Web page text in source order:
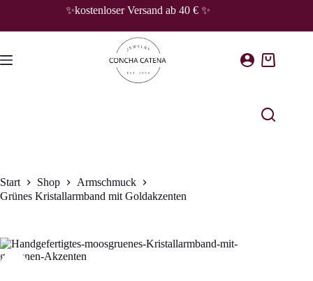
springen
✨kostenloser Versand ab 40 € ✨
Warenkorb
Start Shop
Armschmuck
Grünes Kristallarmband mit Goldakzenten